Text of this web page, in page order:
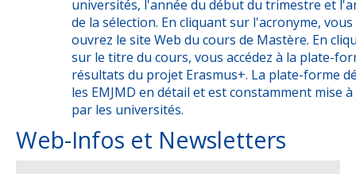
universités, l'année du début du trimestre et
de la sélection. En cliquant sur l'acronyme, vous
ouvrez le site Web du cours de Mastère. En
sur le titre du cours, vous accédez à la plate-
résultats du projet Erasmus+. La plate-forme
les EMJMD en détail et est constamment mise
par les universités.
Web-Infos et Newsletters